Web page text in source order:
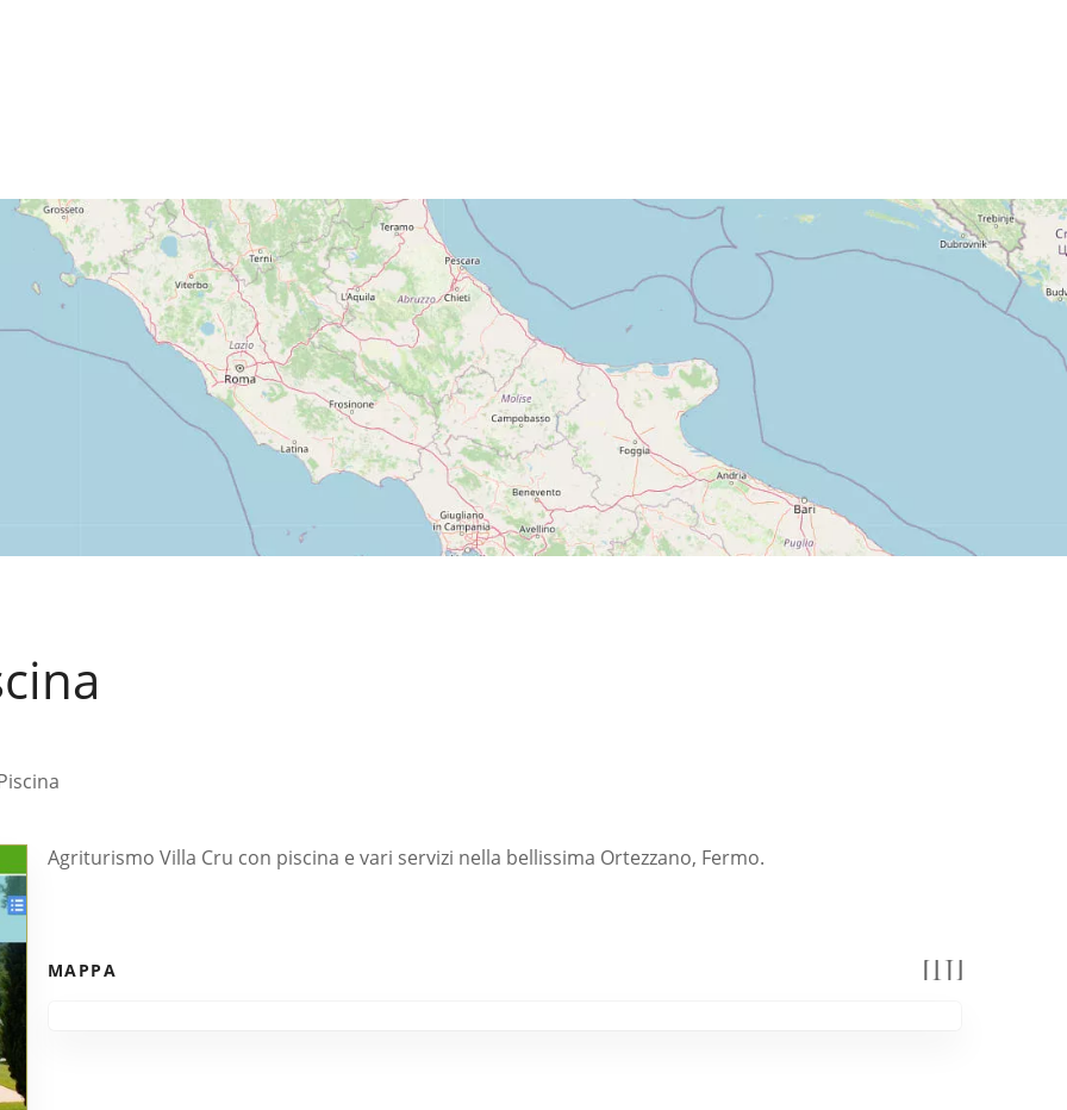
Agriturismo Villa Cru con piscina e vari servizi nella bellissima Ortezzano, Fermo.
MAPPA